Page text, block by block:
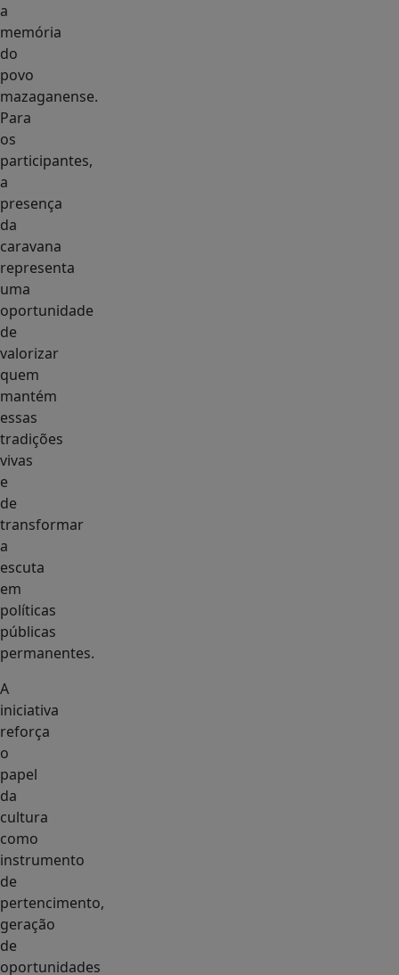
a
memória
do
povo
mazaganense.
Para
os
participantes,
a
presença
da
caravana
representa
uma
oportunidade
de
valorizar
quem
mantém
essas
tradições
vivas
e
de
transformar
a
escuta
em
políticas
públicas
permanentes.
A
iniciativa
reforça
o
papel
da
cultura
como
instrumento
de
pertencimento,
geração
de
oportunidades